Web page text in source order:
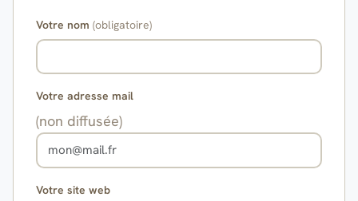
Votre nom (obligatoire)
Votre adresse mail
(non diffusée)
Votre site web